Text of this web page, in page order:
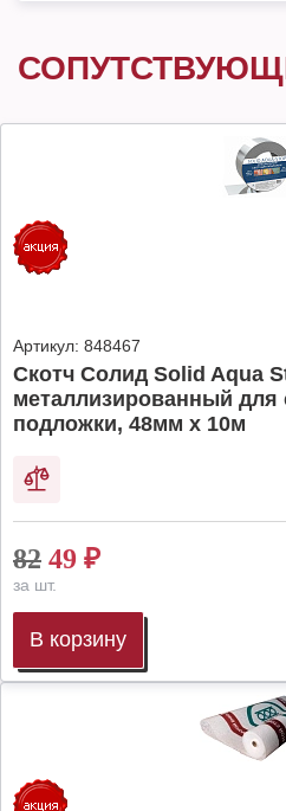
Артикул: 848467
Скотч Солид Solid Aqua
металлизированный для
подложки, 48мм х 10м
82 49 ₽
за шт.
В корзину